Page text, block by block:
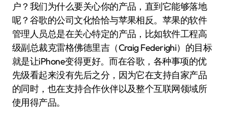
户？我们为什么要关心你的产品，直到它能够落地
呢？谷歌的公司文化恰恰与苹果相反。苹果的软件
管理人员总是在关心特定的产品，比如软件工程高
级副总裁克雷格佛德里吉（Craig Federighi）的目标
就是让iPhone变得更好。而在谷歌，各种事项的优
先级看起来没有先后之分，因为它在支持自家产品
的同时，也在支持合作伙伴以及整个互联网领域所
使用得产品。